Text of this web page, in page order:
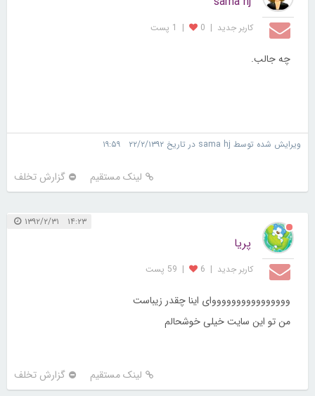
کاربر جديد |
0
| 1 پست
چه جالب.
ویرایش شده توسط sama hj در تاریخ ۲۲/۲/۱۳۹۲ ۱۹:۵۹
لینک مستقیم گزارش تخلف
۱۴:۲۳ ۱۳۹۲/۲/۳۱
پریا
کاربر جديد |
6
| 59 پست
ووووووووووووووووای اینا چقدر زیباست
من تو این سایت خیلی خوشحالم
لینک مستقیم گزارش تخلف